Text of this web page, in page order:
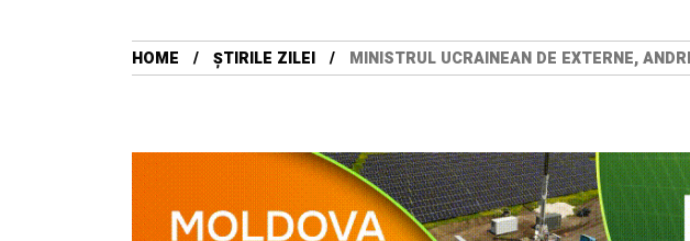
HOME ȘTIRILE ZILEI MINISTRUL UCRAINEAN DE EXTERNE,